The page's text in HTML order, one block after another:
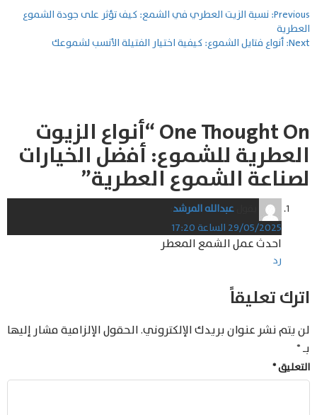
تصفّح
المقالات
Previous: نسبة الزيت العطري في الشمع: كيف تؤثر على جودة الشموع
العطرية
Next: أنواع فتايل الشموع: كيفية اختيار الفتيلة الأنسب لشموعك
One Thought On “ أنواع الزيوت
العطرية للشموع: أفضل الخيارات
لصناعة الشموع العطرية”
عبدالله المرشد
29/05/2025 الساعة 17:20
احدث عمل الشمع المعطر
رد
اترك تعليقاً
لن يتم نشر عنوان بريدك الإلكتروني.الحقول الإلزامية مشار إليها
بـ*
التعليق*